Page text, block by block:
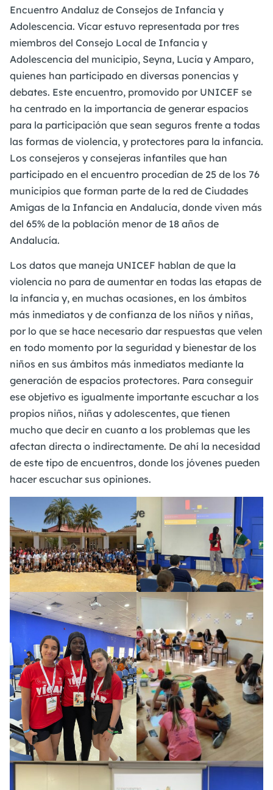
Encuentro Andaluz de Consejos de Infancia y
Adolescencia. Vícar estuvo representada por tres
miembros del Consejo Local de Infancia y
Adolescencia del municipio, Seyna, Lucía y Amparo,
quienes han participado en diversas ponencias y
debates. Este encuentro, promovido por UNICEF se
ha centrado en la importancia de generar espacios
para la participación que sean seguros frente a todas
las formas de violencia, y protectores para la infancia.
Los consejeros y consejeras infantiles que han
participado en el encuentro procedían de 25 de los 76
municipios que forman parte de la red de Ciudades
Amigas de la Infancia en Andalucía, donde viven más
del 65% de la población menor de 18 años de
Andalucía.
Los datos que maneja UNICEF hablan de que la
violencia no para de aumentar en todas las etapas de
la infancia y, en muchas ocasiones, en los ámbitos
más inmediatos y de confianza de los niños y niñas,
por lo que se hace necesario dar respuestas que velen
en todo momento por la seguridad y bienestar de los
niños en sus ámbitos más inmediatos mediante la
generación de espacios protectores. Para conseguir
ese objetivo es igualmente importante escuchar a los
propios niños, niñas y adolescentes, que tienen
mucho que decir en cuanto a los problemas que les
afectan directa o indirectamente. De ahí la necesidad
de este tipo de encuentros, donde los jóvenes pueden
hacer escuchar sus opiniones.